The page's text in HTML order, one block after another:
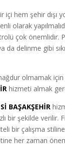
içi hem şehir dışı
olarak
çok önemlidir.
da delinme gibi
olmamak için
hizmeti almak
BAŞAKŞEHİR
bir şekilde verilir.
bir çalışma
her zaman